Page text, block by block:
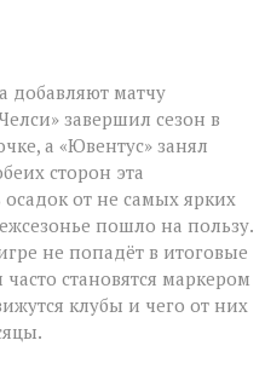
добавляют матчу
завершил сезон в
а «Ювентус» занял
сторон эта
от не самых ярких
пошло на пользу.
не попадёт в итоговые
становятся маркером
клубы и чего от них